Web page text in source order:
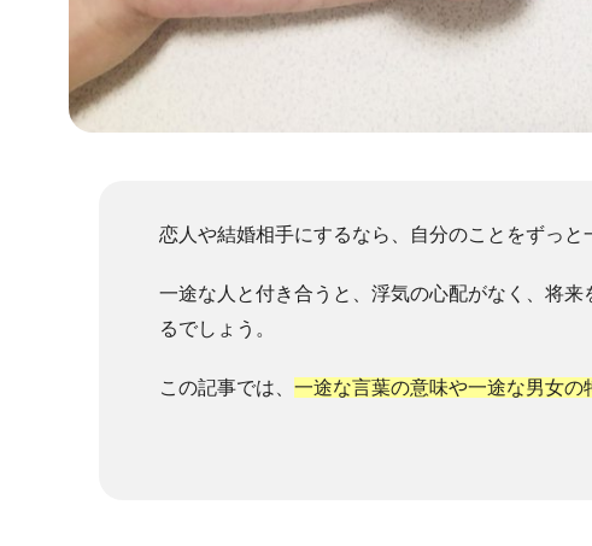
恋人や結婚相手にするなら、自分のことをずっと
一途な人と付き合うと、浮気の心配がなく、将来
るでしょう。
この記事では、 一途な言葉の意味や一途な男女